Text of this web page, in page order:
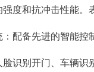
度和抗冲击性能
配备先进的智能
识别开门、车辆